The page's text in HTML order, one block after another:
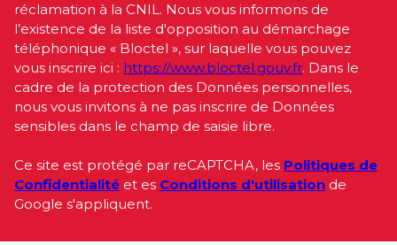
réclamation à la CNIL. Nous vous informons de
l’existence de la liste d'opposition au démarchage
téléphonique « Bloctel », sur laquelle vous pouvez
vous inscrire ici : https://www.bloctel.gouv.fr. Dans le
cadre de la protection des Données personnelles,
nous vous invitons à ne pas inscrire de Données
sensibles dans le champ de saisie libre.
Ce site est protégé par reCAPTCHA, les Politiques de
Confidentialité et es Conditions d'utilisation de
Google s'appliquent.